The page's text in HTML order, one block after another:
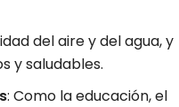
del aire y del agua, y
y saludables.
: Como la educación, el